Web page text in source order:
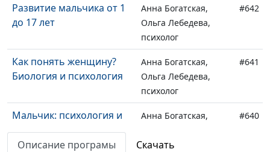
Развитие мальчика от 1
до 17 лет
Анна Богатская,
Ольга Лебедева,
психолог
#642
Как понять женщину?
Биология и психология
Анна Богатская,
Ольга Лебедева,
психолог
#641
Мальчик: психология и
биология
Анна Богатская,
психолог
#640
Описание програмы Скачать